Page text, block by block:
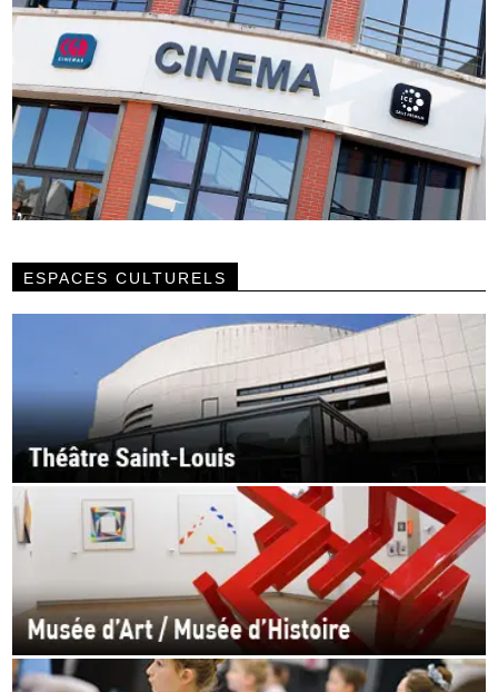
ESPACES CULTURELS